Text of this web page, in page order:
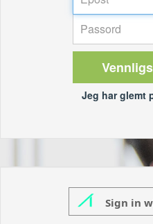
Jeg har glemt
Sign in